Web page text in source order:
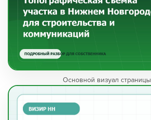
Основной визуал страницы